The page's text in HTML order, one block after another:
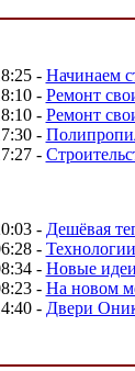
- Начинаем
- Ремонт
- Ремонт
-
-
- Дешёвая
-
- Новые
- На новом
- Двери